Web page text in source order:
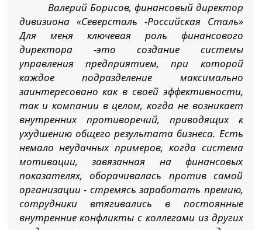
Валерий Борисов, финансовый директор
дивизиона «Северсталь -Российская Сталь»
Для меня ключевая роль финансового
директора -это создание системы
управления предприятием, при которой
каждое подразделение максимально
заинтересовано как в своей эффективности,
так и компании в целом, когда не возникает
внутренних противоречий, приводящих к
ухудшению общего результата бизнеса. Есть
немало неудачных примеров, когда система
мотивации, завязанная на финансовых
показателях, оборачивалась против самой
организации - стремясь заработать премию,
сотрудники втягивались в постоянные
внутренние конфликты с коллегами из других